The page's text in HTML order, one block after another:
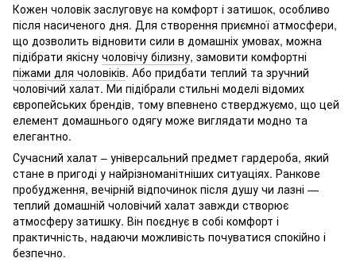
Кожен чоловік заслуговує на комфорт і затишок, особливо
після насиченого дня. Для створення приємної атмосфери,
що дозволить відновити сили в домашніх умовах, можна
підібрати якісну чоловічу білизну, замовити комфортні
піжами для чоловіків. Або придбати теплий та зручний
чоловічий халат. Ми підібрали стильні моделі відомих
європейських брендів, тому впевнено стверджуємо, що цей
елемент домашнього одягу може виглядати модно та
елегантно.
Сучасний халат – універсальний предмет гардероба, який
стане в пригоді у найрізноманітніших ситуаціях. Ранкове
пробудження, вечірній відпочинок після душу чи лазні —
теплий домашній чоловічий халат завжди створює
атмосферу затишку. Він поєднує в собі комфорт і
практичність, надаючи можливість почуватися спокійно і
безпечно.